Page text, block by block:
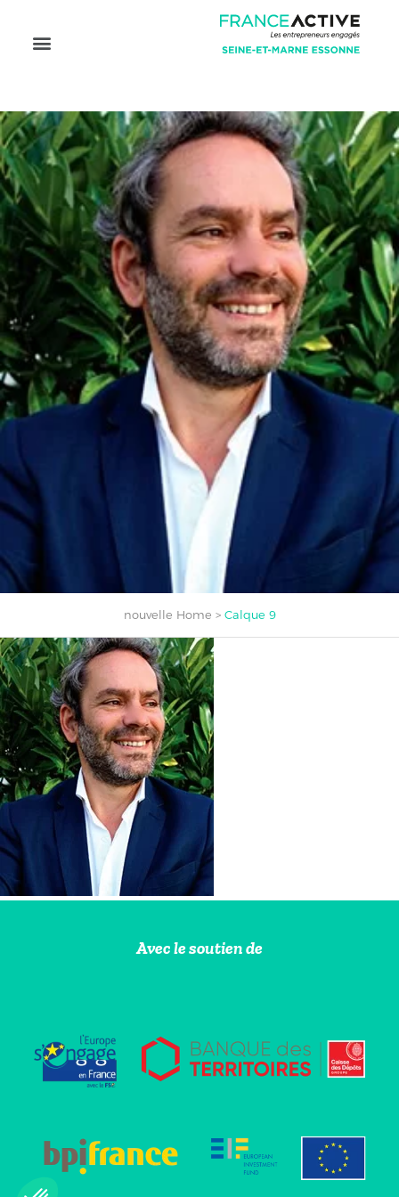
nouvelle Home > Calque 9
Avec le soutien de